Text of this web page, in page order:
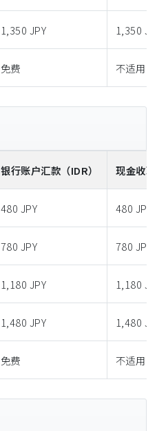
1,350 JPY 1,350
免费 不适用
银行账户汇款 （IDR） 现金收取
480 JPY 480 JPY
780 JPY 780 JPY
1,180 JPY 1,180
1,480 JPY 1,480
免费 不适用